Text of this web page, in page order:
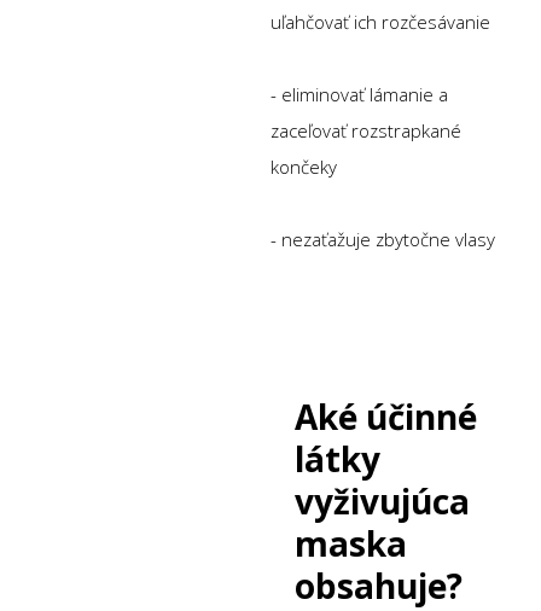
uľahčovať ich rozčesávanie
- eliminovať lámanie a
zaceľovať rozstrapkané
končeky
- nezaťažuje zbytočne vlasy
Aké účinné
látky
vyživujúca
maska
obsahuje?